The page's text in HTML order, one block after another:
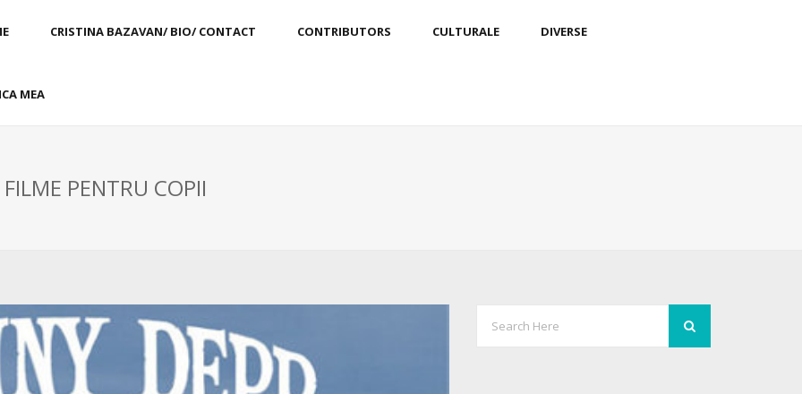
CRISTINA BAZAVAN/ BIO/ CONTACT CONTRIBUTORS CULTURALE DIVERSE
MEA
PENTRU COPII